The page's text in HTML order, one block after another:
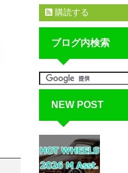
購読する
ブログ内検索
NEW POST